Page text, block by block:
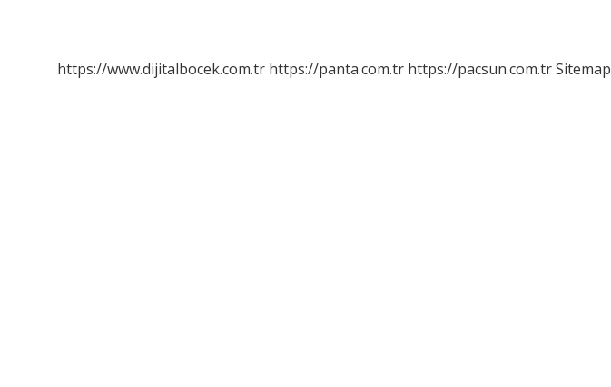
https://www.dijitalbocek.com.tr https://panta.com.tr https://pacsun.com.trSitemap